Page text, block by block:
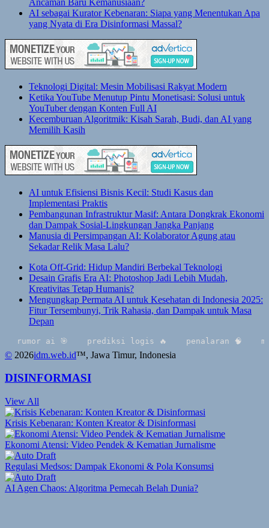
AI sebagai Kurator Kebenaran: Siapa yang Menentukan Apa
yang Nyata di Era Disinformasi Massal?
Teknologi Digital: Mesin Mobilisasi Rakyat Modern
Ketika YouTube Menutup Pintu Monetisasi: Solusi untuk
YouTuber dengan Konten Full AI
Kecemburuan Algoritmik: Kisah Sarah, Budi, dan AI yang
Memilih Kasih
AI untuk Efisiensi Bisnis Kecil: Studi Kasus dan
Implementasi Praktis
Pembangunan Infrastruktur Masif: Antara Dongkrak Ekonomi
dan Dampak Sosial-Lingkungan Jangka Panjang
Manusia di Persimpangan AI: Kolaborator Agung atau
Sekadar Relik Masa Lalu?
Kota Off-Grid: Hidup Mandiri Berbekal Teknologi
Desain Grafis Era AI: Photoshop Jadi Lebih Mudah,
Kreativitas Tetap Humanis?
Mengungkap Permata AI untuk Kesehatan di Indonesia 2025:
Fitur Tersembunyi, Trik Rahasia, dan Dampak untuk Masa
Depan
ai 🎯 prediksi logis 🔥 penalaran 🧠
© 2026idm.web.id™, Jawa Timur, Indonesia
DISINFORMASI
View All
Krisis Kebenaran: Konten Kreator & Disinformasi
Ekonomi Atensi: Video Pendek & Kematian Jurnalisme
Regulasi Medsos: Dampak Ekonomi & Pola Konsumsi
AI Agen Chaos: Algoritma Pemecah Belah Dunia?